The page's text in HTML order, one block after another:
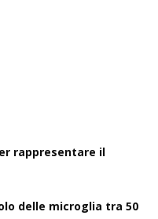
rappresentare il
delle microglia tra 50